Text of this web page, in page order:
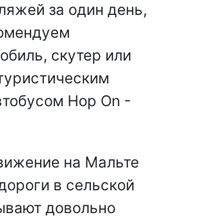
за один день,
скутер или
Hop On -
на Мальте
в сельской
довольно